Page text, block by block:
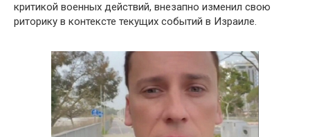
критикой военных действий, внезапно изменил свою
риторику в контексте текущих событий в Израиле.